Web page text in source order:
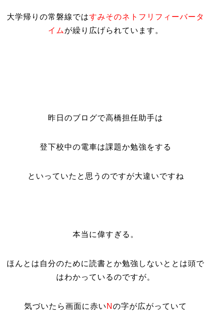
大学帰りの常磐線ではすみそのネトフリフィーバータ
イム が繰り広げられています。
昨日のブログで高橋担任助手は
登下校中の電車は課題か勉強をする
といっていたと思うのですが大違いですね
本当に偉すぎる。
ほんとは自分のために読書とか勉強しないととは頭で
はわかっているのですが。
気づいたら画面に赤い Nの字が広がっていて